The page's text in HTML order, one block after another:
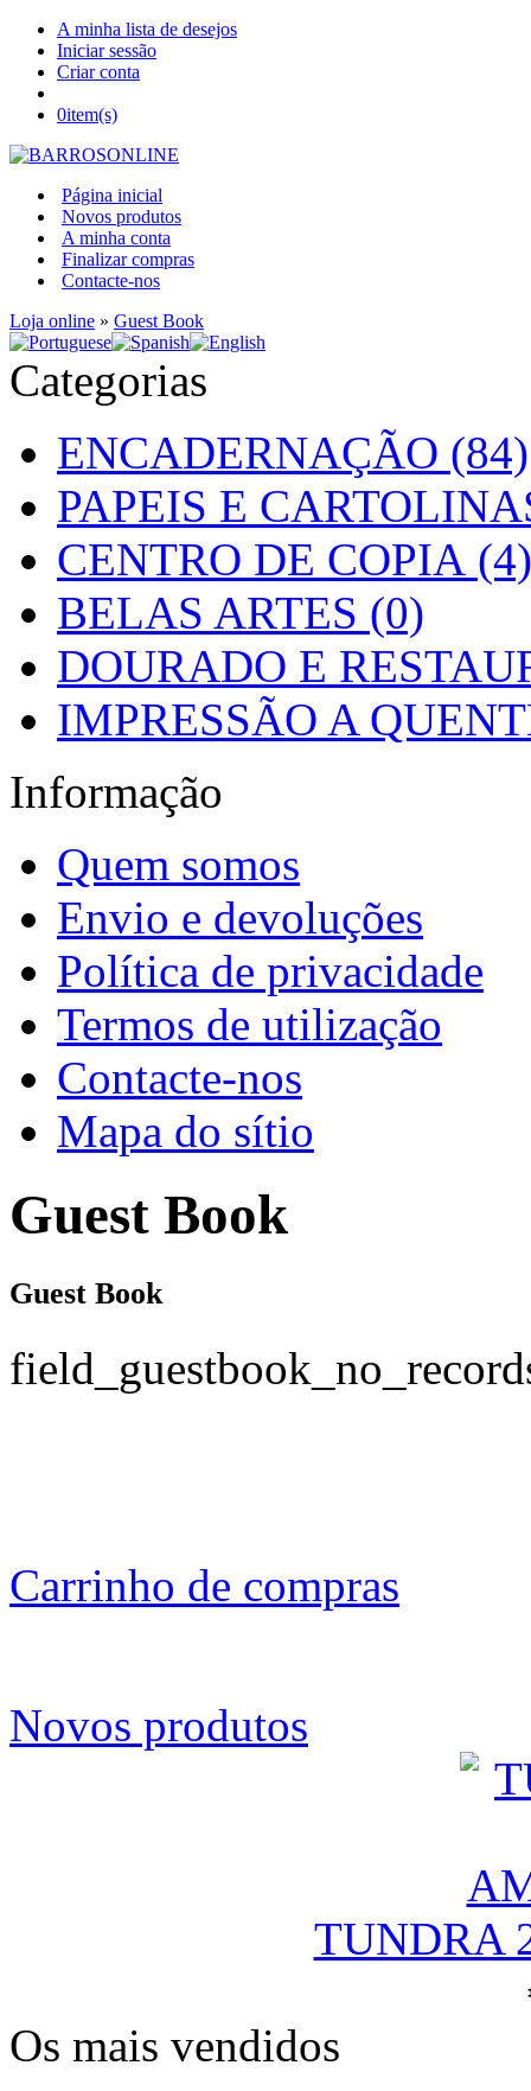
A minha lista de desejos
Iniciar sessão
Criar conta
0item(s)
Página inicial
Novos produtos
A minha conta
Finalizar compras
Contacte-nos
Loja online » Guest Book
Categorias
ENCADERNAÇÃO (84)
PAPEIS E
CENTRO DE COPIA (4)
BELAS ARTES (0)
DOURADO E
IMPRESSÃO A
Informação
Quem somos
Envio e devoluções
Política de privacidade
Termos de utilização
Contacte-nos
Mapa do sítio
Guest Book
Guest Book
Carrinho de compras
Novos produtos
TUNDRA
Os mais vendidos